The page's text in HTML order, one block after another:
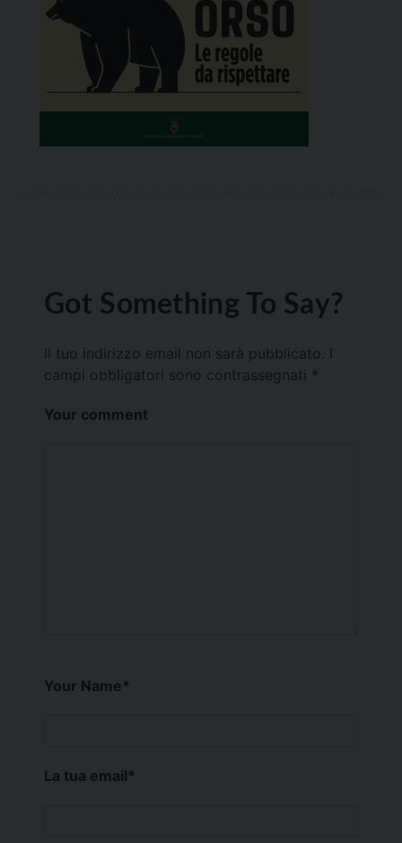
Got Something To Say?
Il tuo indirizzo email non sarà pubblicato.
campi obbligatori sono contrassegnati *
Your comment
Your Name*
La tua email*